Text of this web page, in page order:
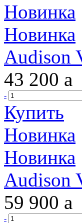
Новинка
Новинка
Audison
43 200 a
-
Купить
Новинка
Новинка
Audison
59 900 a
-